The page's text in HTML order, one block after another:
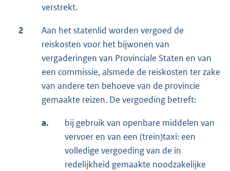
verstrekt.
2
Aan het statenlid worden vergoed de
reiskosten voor het bijwonen van
vergaderingen van Provinciale Staten en van
een commissie, alsmede de reiskosten ter zake
van andere ten behoeve van de provincie
gemaakte reizen. De vergoeding betreft:
a.
bij gebruik van openbare middelen van
vervoer en van een (trein)taxi: een
volledige vergoeding van de in
redelijkheid gemaakte noodzakelijke